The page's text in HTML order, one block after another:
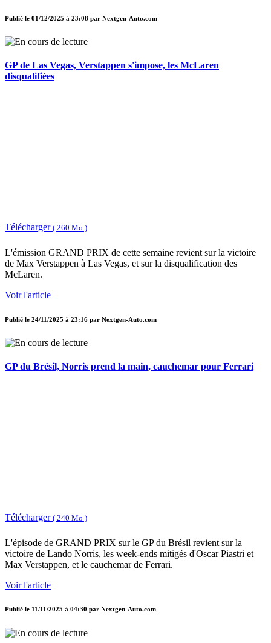
Publié le 01/12/2025 à 23:08 par Nextgen-Auto.com
GP de Las Vegas, Verstappen s'impose, les McLaren
disqualifiées
Télécharger ( 260 Mo )
L'émission GRAND PRIX de cette semaine revient sur la victoire
de Max Verstappen à Las Vegas, et sur la disqualification des
McLaren.
Voir l'article
Publié le 24/11/2025 à 23:16 par Nextgen-Auto.com
GP du Brésil, Norris prend la main, cauchemar pour Ferrari
Télécharger ( 240 Mo )
L'épisode de GRAND PRIX sur le GP du Brésil revient sur la
victoire de Lando Norris, les week-ends mitigés d'Oscar Piastri et
Max Verstappen, et le cauchemar de Ferrari.
Voir l'article
Publié le 11/11/2025 à 04:30 par Nextgen-Auto.com